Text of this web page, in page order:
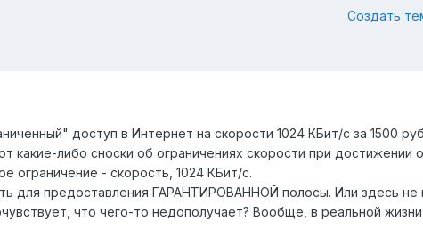
Создать
доступ в Интернет на скорости 1024 КБит/с за 1500
какие-либо сноски об ограничениях скорости при достижении
ограничение - скорость, 1024 КБит/с.
для предоставления ГАРАНТИРОВАННОЙ полосы. Или здесь не
что чего-то недополучает? Вообще, в реальной